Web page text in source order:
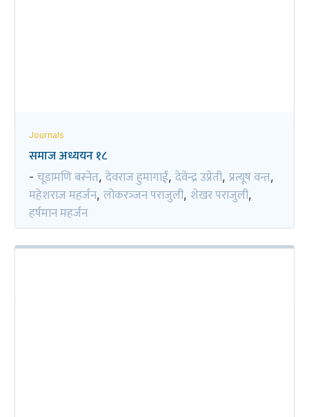
Journals
समाज अध्ययन १८
- चूडामणि बस्नेत, देवराज हुमागाईं, देवेन्द्र उप्रेती, प्रत्यूष वन्त,
महेशराज महर्जन, लोकरञ्‍जन पराजुली, शेखर पराजुली,
हर्षमान महर्जन